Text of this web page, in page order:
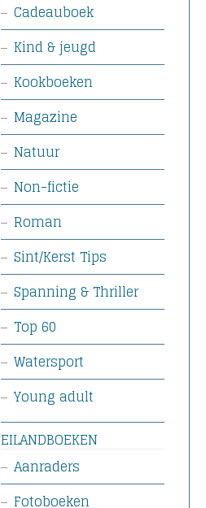
Cadeauboek
Kind & jeugd
Kookboeken
Magazine
Natuur
Non-fictie
Roman
Sint/Kerst Tips
Spanning & Thriller
Top 60
Watersport
Young adult
EILANDBOEKEN
Aanraders
Fotoboeken